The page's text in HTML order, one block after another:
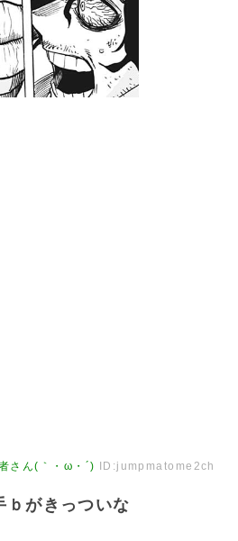
さん(｀・ω・´) ID:jumpmatome2ch
ｂがきっついな